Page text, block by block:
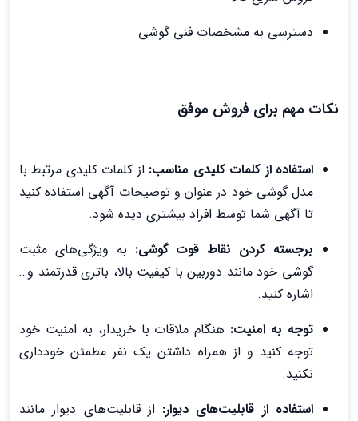
دسترسی به مشخصات فنی گوشی
نکات مهم برای فروش موفق
استفاده از کلمات کلیدی مناسب: از کلمات کلیدی مرتبط با
مدل گوشی خود در عنوان و توضیحات آگهی استفاده کنید
تا آگهی شما توسط افراد بیشتری دیده شود.
برجسته کردن نقاط قوت گوشی: به ویژگی‌های مثبت
گوشی خود مانند دوربین با کیفیت بالا، باتری قدرتمند و…
اشاره کنید.
توجه به امنیت: هنگام ملاقات با خریدار، به امنیت خود
توجه کنید و از همراه داشتن یک نفر مطمئن خودداری
نکنید.
استفاده از قابلیت‌های دیوار: از قابلیت‌های دیوار مانند